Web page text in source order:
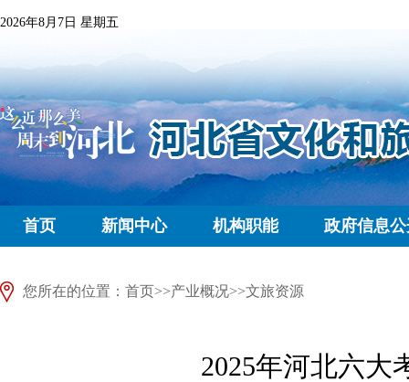
2026年8月7日 星期五
首页 新闻中心 机构职能 政府信息
您所在的位置： 首页>>产业概况>>文旅资源
2025年河北六大